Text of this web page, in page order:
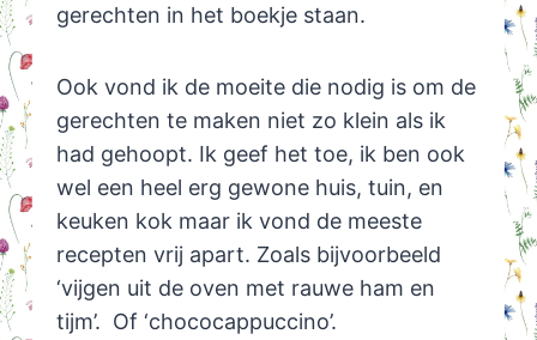
gerechten in het boekje staan.
Ook vond ik de moeite die nodig is om de
gerechten te maken niet zo klein als ik
had gehoopt. Ik geef het toe, ik ben ook
wel een heel erg gewone huis, tuin, en
keuken kok maar ik vond de meeste
recepten vrij apart. Zoals bijvoorbeeld
‘vijgen uit de oven met rauwe ham en
tijm’. Of ‘chococappuccino’.